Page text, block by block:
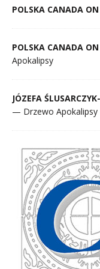
POLSKA CANADA ON
POLSKA CANADA ON
Apokalipsy
JÓZEFA
— Drzewo Apokalipsy